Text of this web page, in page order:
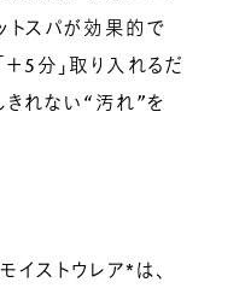
トスパが効果的で
＋5分」取り入れるだ
きれない“汚れ”を
イストウレア*は、